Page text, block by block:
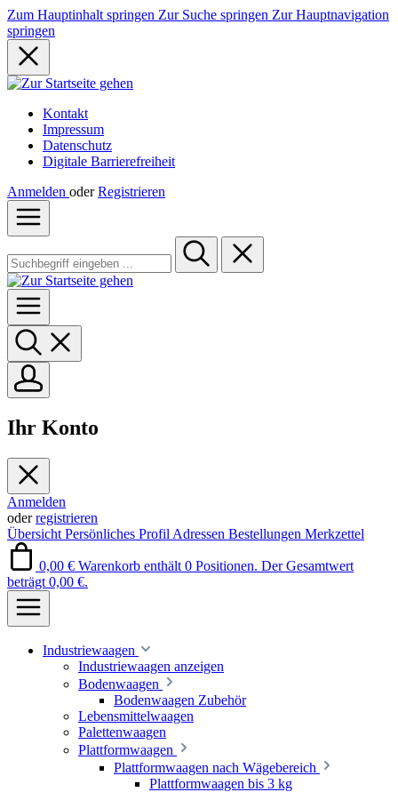
Zum Hauptinhalt springen Zur Suche springen Zur Hauptnavigation
springen
Kontakt
Impressum
Datenschutz
Digitale Barrierefreiheit
Anmelden oder Registrieren
Ihr Konto
Anmelden
oderregistrieren
Übersicht Persönliches Profil Adressen Bestellungen Merkzettel
0,00 € Warenkorb enthält 0 Positionen. Der Gesamtwert
beträgt 0,00 €.
Industriewaagen
Industriewaagen anzeigen
Bodenwaagen
Bodenwaagen Zubehör
Lebensmittelwaagen
Palettenwaagen
Plattformwaagen
Plattformwaagen nach Wägebereich
Plattformwaagen bis 3 kg